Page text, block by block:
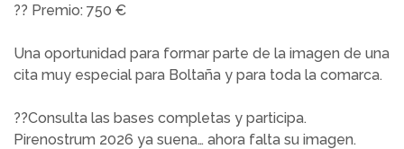
?? Premio: 750 €
Una oportunidad para formar parte de la imagen de una
cita muy especial para Boltaña y para toda la comarca.
??Consulta las bases completas y participa.
Pirenostrum 2026 ya suena… ahora falta su imagen.